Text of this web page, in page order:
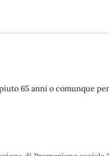
65 anni o comunque